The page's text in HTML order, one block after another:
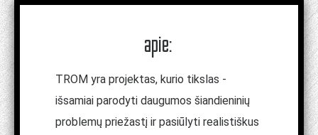
apie:
TROM yra projektas, kurio tikslas -
išsamiai parodyti daugumos šiandieninių
problemų priežastį ir pasiūlyti realistiškus